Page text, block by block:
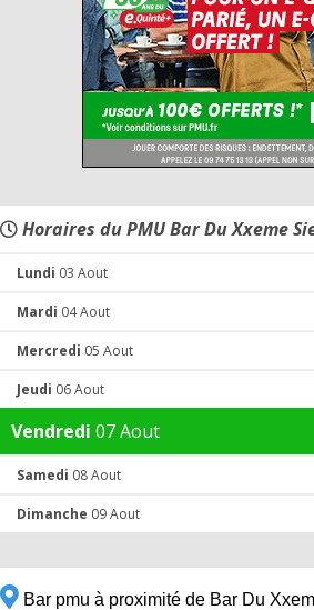
Horaires du PMU Bar Du Xxeme
Lundi 03 Aout
Mardi 04 Aout
Mercredi 05 Aout
Jeudi 06 Aout
Vendredi 07 Aout
Samedi 08 Aout
Dimanche 09 Aout
Bar pmu à proximité de Bar Du